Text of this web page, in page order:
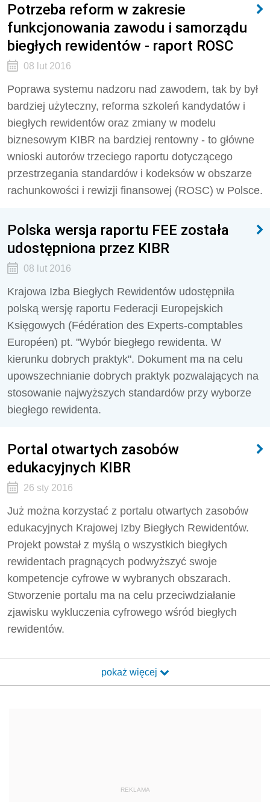
Potrzeba reform w zakresie
funkcjonowania zawodu i samorządu
biegłych rewidentów - raport ROSC
08 lut 2016
Poprawa systemu nadzoru nad zawodem, tak by był
bardziej użyteczny, reforma szkoleń kandydatów i
biegłych rewidentów oraz zmiany w modelu
biznesowym KIBR na bardziej rentowny - to główne
wnioski autorów trzeciego raportu dotyczącego
przestrzegania standardów i kodeksów w obszarze
rachunkowości i rewizji finansowej (ROSC) w Polsce.
Polska wersja raportu FEE została
udostępniona przez KIBR
08 lut 2016
Krajowa Izba Biegłych Rewidentów udostępniła
polską wersję raportu Federacji Europejskich
Księgowych (Fédération des Experts-comptables
Européen) pt. "Wybór biegłego rewidenta. W
kierunku dobrych praktyk". Dokument ma na celu
upowszechnianie dobrych praktyk pozwalających na
stosowanie najwyższych standardów przy wyborze
biegłego rewidenta.
Portal otwartych zasobów
edukacyjnych KIBR
26 sty 2016
Już można korzystać z portalu otwartych zasobów
edukacyjnych Krajowej Izby Biegłych Rewidentów.
Projekt powstał z myślą o wszystkich biegłych
rewidentach pragnących podwyższyć swoje
kompetencje cyfrowe w wybranych obszarach.
Stworzenie portalu ma na celu przeciwdziałanie
zjawisku wykluczenia cyfrowego wśród biegłych
rewidentów.
pokaż więcej
REKLAMA